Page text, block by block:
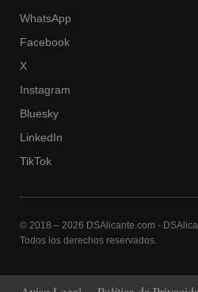
WhatsApp
Facebook
X
Instagram
Bluesky
LinkedIn
TikTok
© 2018 – 2026 DSAlicante.com -
Todos los derechos reservados.